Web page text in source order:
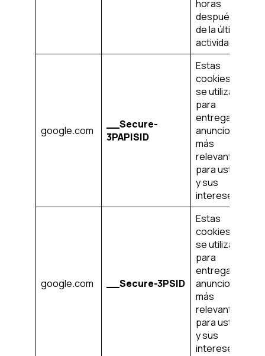
horas
después
de la última
actividad
google.com
__Secure-
3PAPISID
Estas
cookies
se utilizan
para
entregar
anuncios
más
relevantes
para usted
y sus
intereses.
google.com __Secure-3PSID
Estas
cookies
se utilizan
para
entregar
anuncios
más
relevantes
para usted
y sus
intereses.